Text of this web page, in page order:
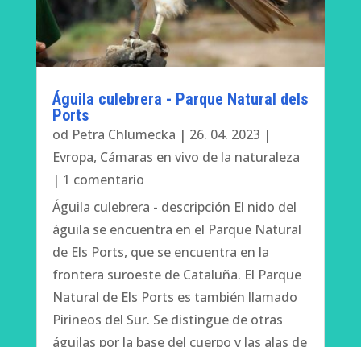
Águila culebrera - Parque Natural dels
Ports
od Petra Chlumecka | 26. 04. 2023 |
Evropa, Cámaras en vivo de la naturaleza
| 1 comentario
Águila culebrera - descripción El nido del
águila se encuentra en el Parque Natural
de Els Ports, que se encuentra en la
frontera suroeste de Cataluña. El Parque
Natural de Els Ports es también llamado
Pirineos del Sur. Se distingue de otras
águilas por la base del cuerpo y las alas de